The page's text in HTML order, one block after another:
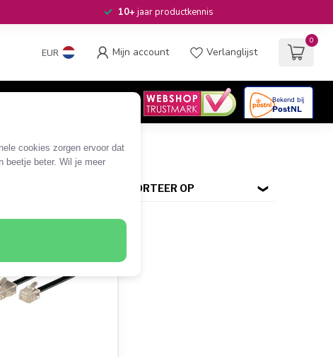
cookies zorgen ervoor dat
beetje beter. Wil je meer
10+jaar productkennis
EUR Mijn account Verlanglijst
0
SORTEER OP